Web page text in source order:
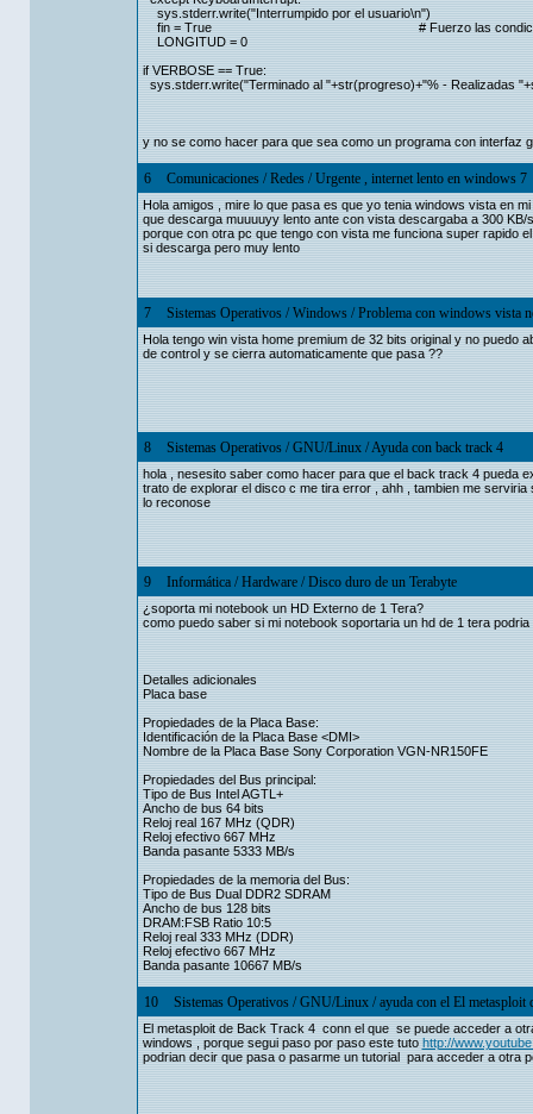
sys.stderr.write("Interrumpido por el usuario\n")
fin = True # Fuerzo las condiciones
LONGITUD = 0
if VERBOSE == True:
sys.stderr.write("Terminado al "+str(progreso)+"% - Realizadas
y no se como hacer para que sea como un programa con interfaz
6 Comunicaciones/Redes/Urgente , internet lento en windows 7
Hola amigos , mire lo que pasa es que yo tenia windows vista en
que descarga muuuuyy lento ante con vista descargaba a 300
porque con otra pc que tengo con vista me funciona super rapido
si descarga pero muy lento
7 Sistemas Operativos/Windows/Problema con windows vista
Hola tengo win vista home premium de 32 bits original y no puedo
de control y se cierra automaticamente que pasa ??
8 Sistemas Operativos/GNU/Linux/Ayuda con back track 4
hola , nesesito saber como hacer para que el back track 4 pueda
trato de explorar el disco c me tira error , ahh , tambien me
lo reconose
9 Informática/Hardware/Disco duro de un Terabyte
¿soporta mi notebook un HD Externo de 1 Tera?
como puedo saber si mi notebook soportaria un hd de 1 tera
Detalles adicionales
Placa base
Propiedades de la Placa Base:
Identificación de la Placa Base <DMI>
Nombre de la Placa Base Sony Corporation VGN-NR150FE
Propiedades del Bus principal:
Tipo de Bus Intel AGTL+
Ancho de bus 64 bits
Reloj real 167 MHz (QDR)
Reloj efectivo 667 MHz
Banda pasante 5333 MB/s
Propiedades de la memoria del Bus:
Tipo de Bus Dual DDR2 SDRAM
Ancho de bus 128 bits
DRAM:FSB Ratio 10:5
Reloj real 333 MHz (DDR)
Reloj efectivo 667 MHz
Banda pasante 10667 MB/s
10 Sistemas Operativos/GNU/Linux/ayuda con el El metasploit
El metasploit de Back Track 4 conn el que se puede acceder a
windows , porque segui paso por paso este tuto http://
podrian decir que pasa o pasarme un tutorial para acceder a otra